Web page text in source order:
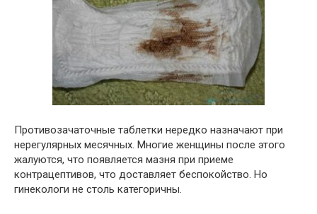
Противозачаточные таблетки нередко назначают при
нерегулярных месячных. Многие женщины после этого
жалуются, что появляется мазня при приеме
контрацептивов, что доставляет беспокойство. Но
гинекологи не столь категоричны.